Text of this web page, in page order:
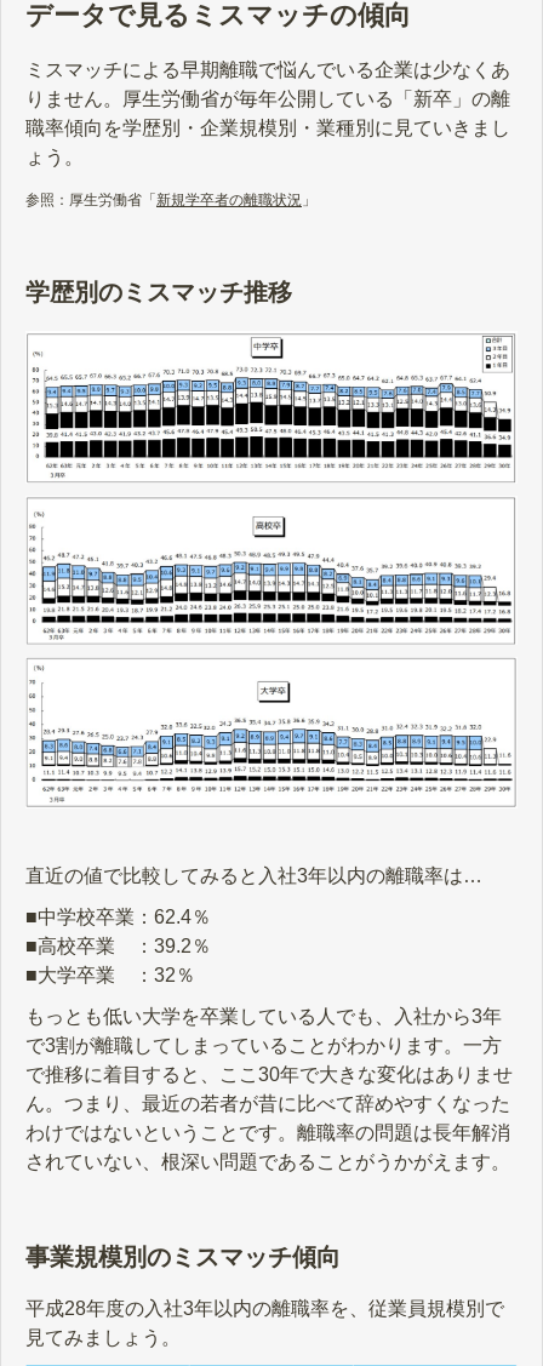
データで見るミスマッチの傾向
ミスマッチによる早期離職で悩んでいる企業は少なくあ
りません。厚生労働省が毎年公開している「新卒」の離
職率傾向を学歴別・企業規模別・業種別に見ていきまし
ょう。
参照：厚生労働省「新規学卒者の離職状況 」
学歴別のミスマッチ推移
直近の値で比較してみると入社3年以内の離職率は…
■中学校卒業：62.4％
■高校卒業 ：39.2％
■大学卒業 ：32％
もっとも低い大学を卒業している人でも、入社から3年
で3割が離職してしまっていることがわかります。一方
で推移に着目すると、ここ30年で大きな変化はありませ
ん。つまり、最近の若者が昔に比べて辞めやすくなった
わけではないということです。離職率の問題は長年解消
されていない、根深い問題であることがうかがえます。
事業規模別のミスマッチ傾向
平成28年度の入社3年以内の離職率を、従業員規模別で
見てみましょう。